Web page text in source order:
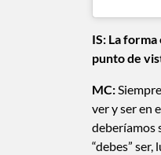
IS: La forma
punto de
MC:
ver y ser en
deberíamos
“debes” ser,